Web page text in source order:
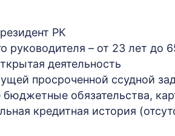
РК
руководителя – от 23 лет до
деятельность
просроченной ссудной
обязательства,
кредитная история